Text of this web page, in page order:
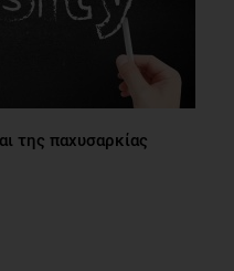
της παχυσαρκίας